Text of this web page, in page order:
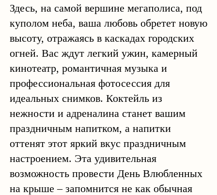
Здесь, на самой вершине мегаполиса, под
куполом неба, ваша любовь обретет новую
высоту, отражаясь в каскадах городских
огней. Вас ждут легкий ужин, камерный
кинотеатр, романтичная музыка и
профессиональная фотосессия для
идеальных снимков. Коктейль из
нежности и адреналина станет вашим
праздничным напитком, а напитки
оттенят этот яркий вкус праздничным
настроением. Эта удивительная
возможность провести День Влюбленных
на крыше – запомнится не как обычная